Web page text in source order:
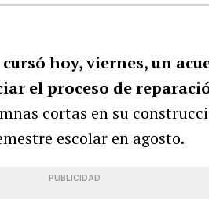
cursó hoy, viernes, un
el proceso de
cortas en su
escolar en agosto.
PUBLICIDAD